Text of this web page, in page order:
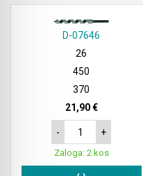
D-07646
26
450
370
21,90 €
- +
Zaloga: 2 kos